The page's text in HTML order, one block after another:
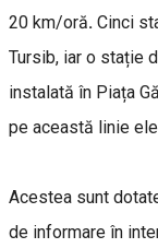
20 km/oră. Cinci
Tursib, iar o stație
instalată în Piața
pe această linie
Acestea sunt
de informare în